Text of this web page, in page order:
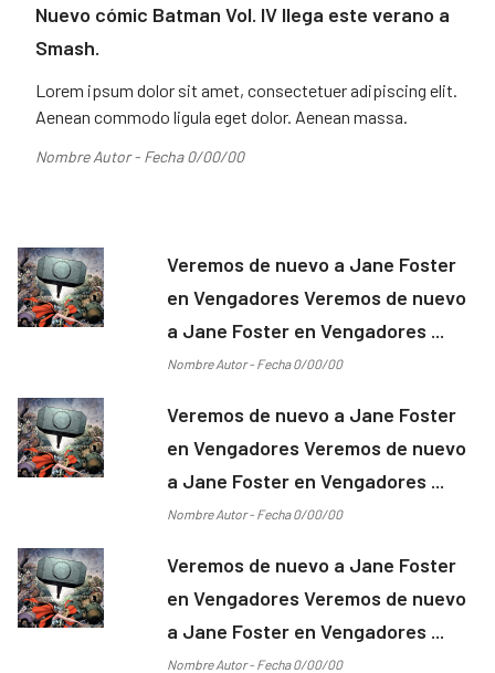
Nuevo cómic Batman Vol. IV llega este verano a
Smash.
Lorem ipsum dolor sit amet, consectetuer adipiscing elit.
Aenean commodo ligula eget dolor. Aenean massa.
Nombre Autor - Fecha 0/00/00
Veremos de nuevo a Jane Foster
en Vengadores Veremos de nuevo
a Jane Foster en Vengadores ...
Nombre Autor - Fecha 0/00/00
Veremos de nuevo a Jane Foster
en Vengadores Veremos de nuevo
a Jane Foster en Vengadores ...
Nombre Autor - Fecha 0/00/00
Veremos de nuevo a Jane Foster
en Vengadores Veremos de nuevo
a Jane Foster en Vengadores ...
Nombre Autor - Fecha 0/00/00